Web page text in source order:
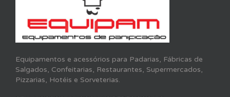
Equipamentos e acessórios para Padarias, Fábricas de
Salgados, Confeitarias, Restaurantes, Supermercados,
Pizzarias, Hotéis e Sorveterias.